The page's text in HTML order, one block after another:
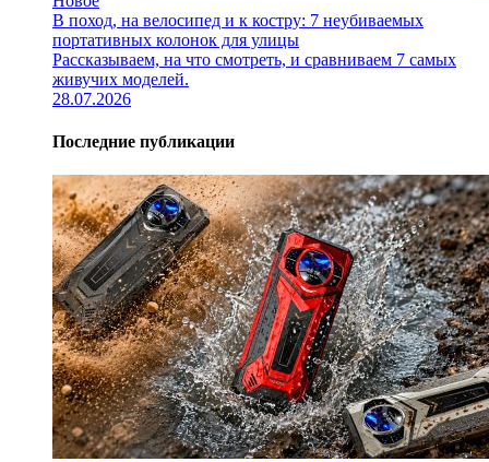
В поход, на велосипед и к костру: 7 неубиваемых
портативных колонок для улицы
Рассказываем, на что смотреть, и сравниваем 7 самых
живучих моделей.
28.07.2026
Последние публикации